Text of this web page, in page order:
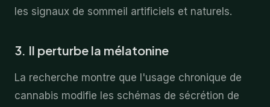
les signaux de sommeil artificiels et naturels.
3. Il perturbe la mélatonine
La recherche montre que l'usage chronique de
cannabis modifie les schémas de sécrétion de